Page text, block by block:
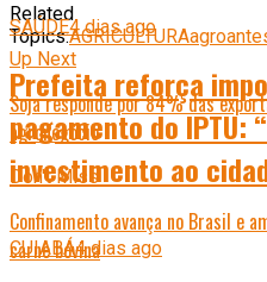
Related
Topics:AGRICULTURAagro
Up Next
Soja responde por 84% das
agronegócio
Don't Miss
Confinamento avança no Brasil e
carne bovina
SAÚDE4 dias ago
Prefeita reforça
pagamento do IPTU:
investimento ao
CUIABÁ4 dias ago